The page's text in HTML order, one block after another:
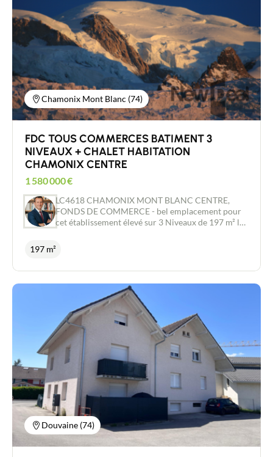
environ. Accès personnes à mobilité réduite,
licence IV, Etablissement refait à neuf incluant
également tout le mobilier , équipement bar et
cuisine. GRANDE terrasse de 140 places environ.
Très belle situation en emplacement +++ avec
Loyer 6000 € HT Spécial investisseur - COUP DE
COEUR - EXCEPTIONNEL et RARE - Conseiller
immobilier indépendant / Agent commercial RSAC
443 480 553 Laurent CAILLET 0661972277 -
Vallée de Chamonix Mont Blanc - Vallée de l'ARVE
Chamonix Mont Blanc (74)
FDC TOUS COMMERCES BATIMENT 3
NIVEAUX + CHALET HABITATION
CHAMONIX CENTRE
1 580 000€
LC4618 CHAMONIX MONT BLANC CENTRE,
FONDS DE COMMERCE - bel emplacement pour
cet établissement élevé sur 3 Niveaux de 197 m² loi
également tout le mobilier , équipement bar et
cuisine. Loyer 12.000 € HT Spécial investisseur -
COUP DE COEUR - Conseiller immobilier
indépendant / Agent commercial RSAC 443 480
553 Laurent CAILLET 0661972277 - Vallée de
Chamonix Mont Blanc - Vallée de l'ARVE
197 m²
Douvaine (74)